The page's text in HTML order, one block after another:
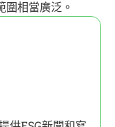
圍相當廣泛。